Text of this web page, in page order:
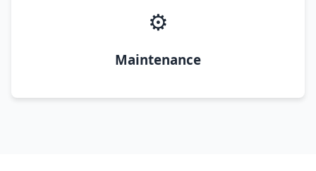
⚙️
Maintenance